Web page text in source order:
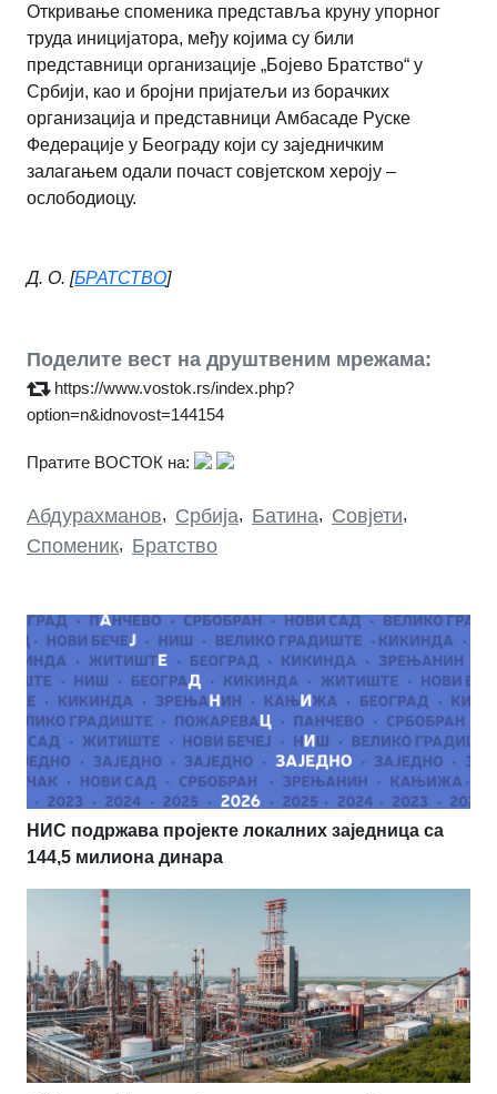
Откривање споменика представља круну упорног
труда иницијатора, међу којима су били
представници организације „Бојево Братство“ у
Србији, као и бројни пријатељи из борачких
организација и представници Амбасаде Руске
Федерације у Београду који су заједничким
залагањем одали почаст совјетском хероју –
ослободиоцу.
Д. О. [БРАТСТВО]
Поделите вест на друштвеним мрежама:
https://www.vostok.rs/index.php?
option=n&idnovost=144154
Пратите ВОСТОК на:
Абдурахманов, Србија, Батина, Совјети,
Споменик, Братство
НИС подржава пројекте локалних заједница са
144,5 милиона динара